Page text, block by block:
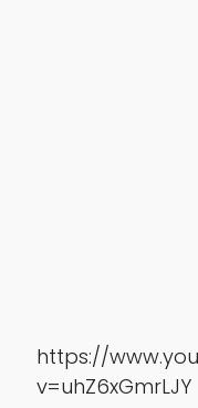
https://
v=uhZ6xGmrLJY